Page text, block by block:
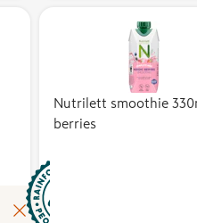
osalta.
vaatimuksiin
sisältyy
Nutrilett smoothie
berries